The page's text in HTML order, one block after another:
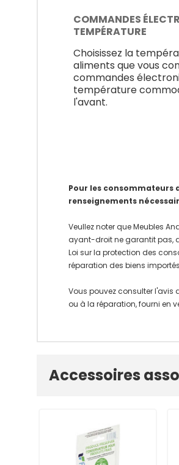
COMMANDES
TEMPÉRATURE
Choisissez la
aliments que vous
commandes
température
l'avant.
Pour les consommateurs
renseignements
Veullez noter que Meubles
ayant-droit ne garantit pas,
Loi sur la protection des
réparation des biens
Vous pouvez consulter l'avis
ou à la réparation, fourni en
personnalisé
Accessoires